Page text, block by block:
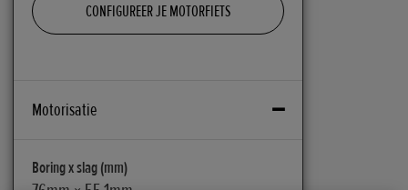
CONFIGUREER JE MOTORFIETS
Motorisatie
Boring x slag (mm)